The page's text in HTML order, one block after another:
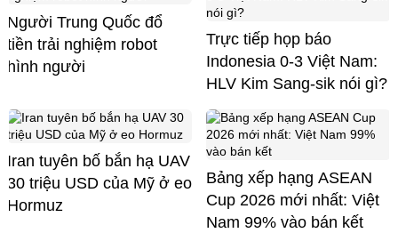
Người Trung Quốc đổ
tiền trải nghiệm robot
hình người
Trực tiếp họp báo
Indonesia 0-3 Việt Nam:
HLV Kim Sang-sik nói gì?
Iran tuyên bố bắn hạ UAV
30 triệu USD của Mỹ ở eo
Hormuz
Bảng xếp hạng ASEAN
Cup 2026 mới nhất: Việt
Nam 99% vào bán kết